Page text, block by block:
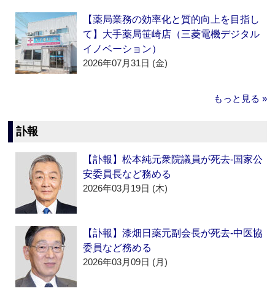
【薬局業務の効率化と質的向上を目指し
て】大手薬局笹崎店（三菱電機デジタル
イノベーション）
2026年07月31日 (金)
もっと見る »
訃報
【訃報】松本純元衆院議員が死去‐国家公
安委員長など務める
2026年03月19日 (木)
【訃報】漆畑日薬元副会長が死去‐中医協
委員など務める
2026年03月09日 (月)